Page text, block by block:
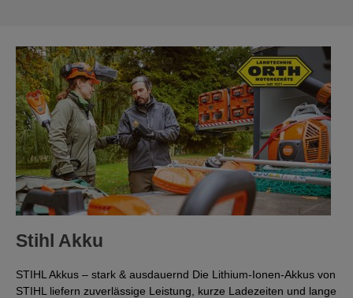
Stihl Akku
STIHL Akkus – stark & ausdauernd Die Lithium-Ionen-Akkus von
STIHL liefern zuverlässige Leistung, kurze Ladezeiten und lange